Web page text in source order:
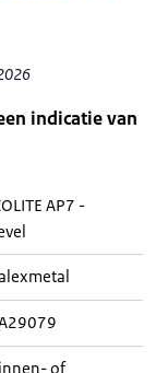
indicatie van
AP7 -
of